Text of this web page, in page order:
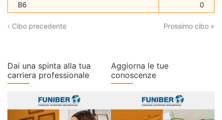
B6
0
‹ Cibo precedente Prossimo cibo »
Dai una spinta alla tua
carriera professionale
Aggiorna le tue
conoscenze